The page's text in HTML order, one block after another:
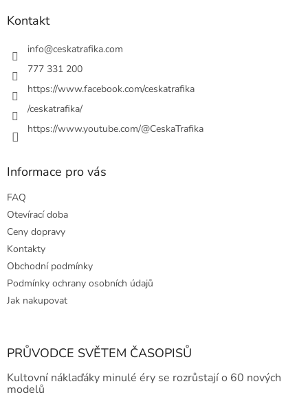
ý
s
Kontakt
info@ceskatrafika.com
777 331 200
https://www.facebook.com/ceskatrafika
/ceskatrafika/
https://www.youtube.com/@CeskaTrafika
Informace pro vás
FAQ
Otevírací doba
Ceny dopravy
Kontakty
Obchodní podmínky
Podmínky ochrany osobních údajů
Jak nakupovat
PRŮVODCE SVĚTEM ČASOPISŮ
Kultovní náklaďáky minulé éry se rozrůstají o 60 nových
modelů